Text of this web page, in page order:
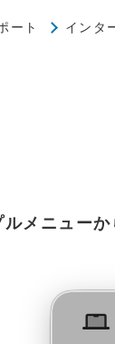
ート インタ
ルメニュー